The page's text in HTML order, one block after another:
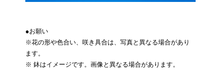
●お願い
※花の形や色合い、咲き具合は、写真と異なる場合があり
ます。
※ 鉢はイメージです。画像と異なる場合があります。